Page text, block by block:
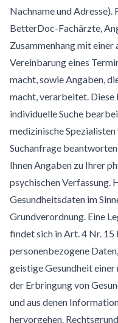
Nachname und
BetterDoc-Fachärzte,
Zusammenhang mit
Vereinbarung eines
macht, sowie Angaben,
macht, verarbeitet. Diese
individuelle Suche
medizinische
Suchanfrage
Ihnen Angaben zu Ihrer
psychischen Verfassung.
Gesundheitsdaten im
Grundverordnung. Eine
findet sich in Art. 4 Nr. 15
personenbezogene
geistige Gesundheit
der Erbringung von
und aus denen
hervorgehen.